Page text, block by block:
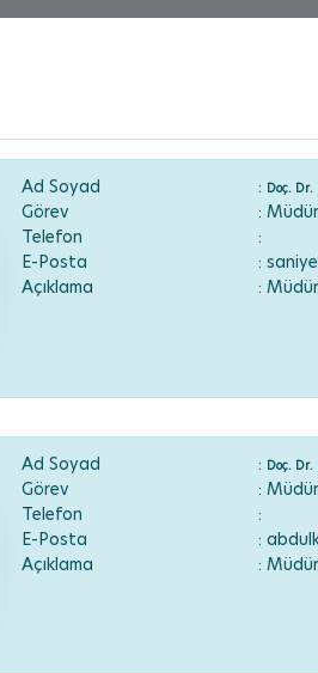
Ad Soyad : Doç. Dr.
Görev
: Müdür
Telefon
:
E-Posta
:
Açıklama
: Müdür
Ad Soyad : Doç. Dr.
Görev
: Müdür
Telefon
:
E-Posta
:
Açıklama
: Müdür